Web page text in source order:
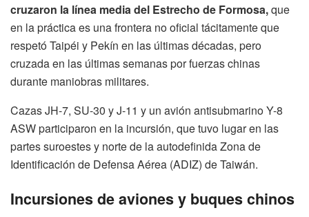
cruzaron la línea media del Estrecho de Formosa,que
en la práctica es una frontera no oficial tácitamente que
respetó Taipéi y Pekín en las últimas décadas, pero
cruzada en las últimas semanas por fuerzas chinas
durante maniobras militares.
Cazas JH-7, SU-30 y J-11 y un avión antisubmarino Y-8
ASW participaron en la incursión, que tuvo lugar en las
partes suroestes y norte de la autodefinida Zona de
Identificación de Defensa Aérea (ADIZ) de Taiwán.
Incursiones de aviones y buques chinos